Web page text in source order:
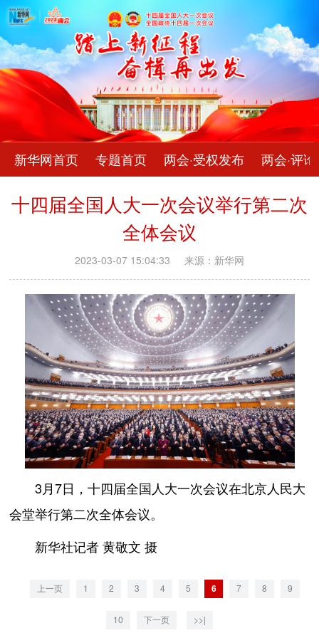
新华网首页 专题首页 两会·受权发布 两会·评论
十四届全国人大一次会议举行第二次
全体会议
2023-03-07 15:04:33 来源：新华网
3月7日，十四届全国人大一次会议在北京人民大
会堂举行第二次全体会议。
新华社记者 黄敬文 摄
上一页 1 2 3 4 5 6 7 8 9
10 下一页 >>|